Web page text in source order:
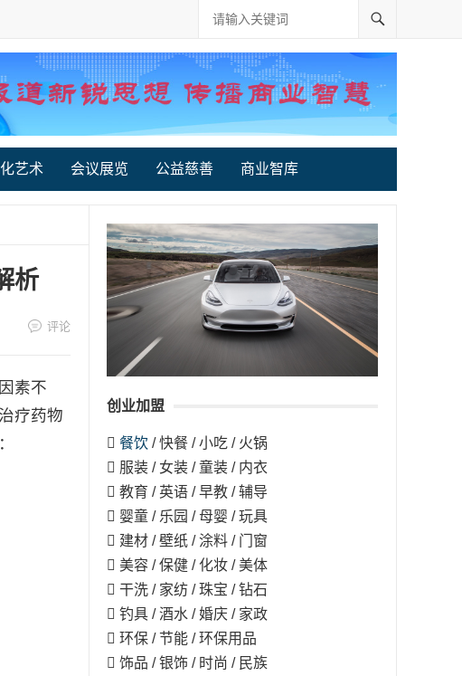
艺术 会议展览 公益慈善 商业智库
析
评论
素不
疗药物
创业加盟
 餐饮 / 快餐 / 小吃 / 火锅
 服装 / 女装 / 童装 / 内衣
 教育 / 英语 / 早教 / 辅导
 婴童 / 乐园 / 母婴 / 玩具
 建材 / 壁纸 / 涂料 / 门窗
 美容 / 保健 / 化妆 / 美体
 干洗 / 家纺 / 珠宝 / 钻石
 钓具 / 酒水 / 婚庆 / 家政
 环保 / 节能 / 环保用品
 饰品 / 银饰 / 时尚 / 民族